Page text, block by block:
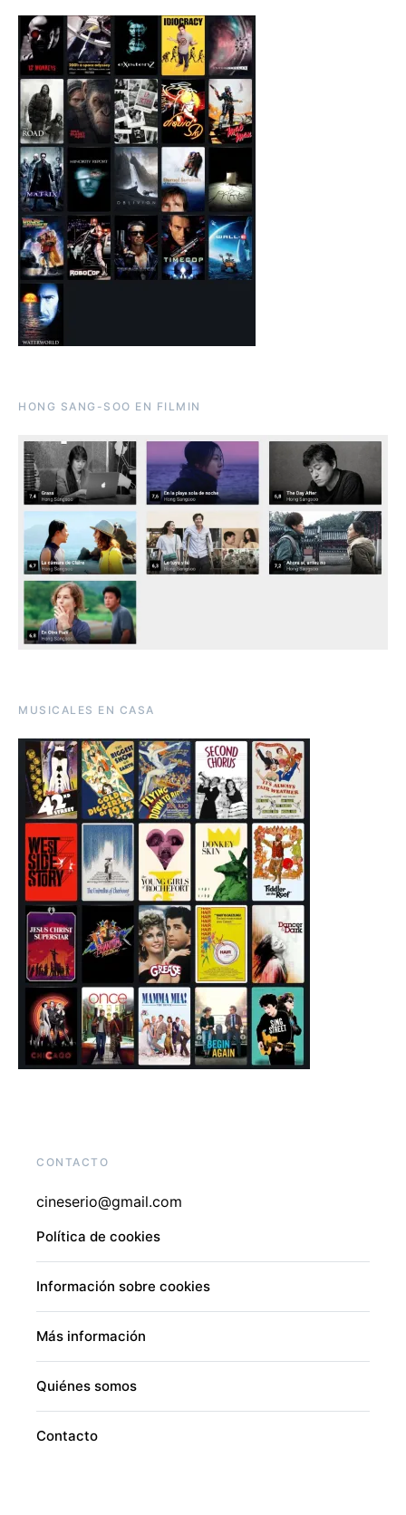
HONG SANG-SOO EN FILMIN
MUSICALES EN CASA
CONTACTO
cineserio@gmail.com
Política de cookies
Información sobre cookies
Más información
Quiénes somos
Contacto